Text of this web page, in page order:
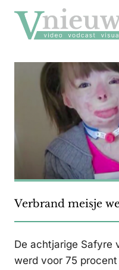
naar
inhoud
Verbrand meisje
De achtjarige Safyre
werd voor 75